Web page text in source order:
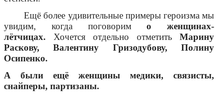
Ещё более удивительные примеры героизма мы
увидим, когда поговоримо женщинах-
лётчицах. Хочется отдельно отметить Марину
Раскову, Валентину Гризодубову, Полину
Осипенко.
А были ещё женщины медики, связисты,
снайперы, партизаны.